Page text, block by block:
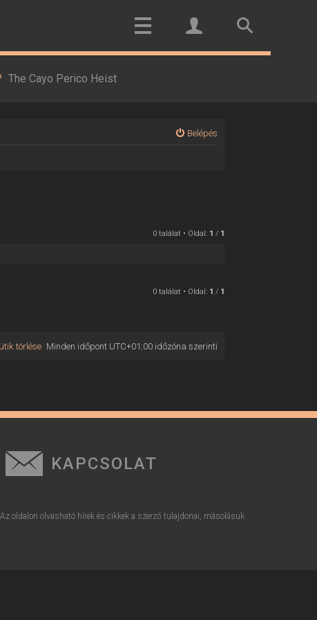
The Cayo Perico Heist
Belépés
0 találat • Oldal: 1 / 1
0 találat • Oldal: 1 / 1
Minden időpont UTC+01:00időzóna szerinti
törlése
KAPCSOLAT
Az oldalon olvasható hírek és cikkek a szerző tulajdonai, másolásuk